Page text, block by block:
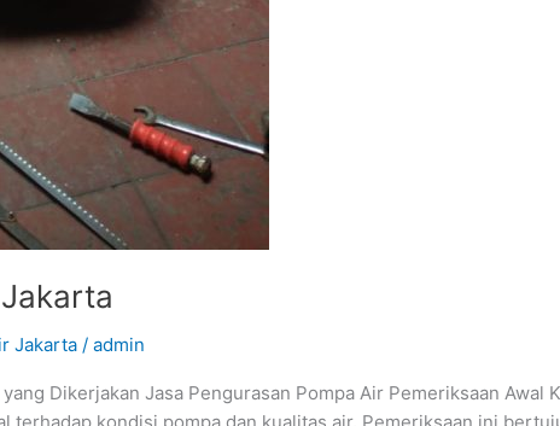
Jakarta / admin
Dikerjakan Jasa Pengurasan Pompa Air Pemeriksaan Awal